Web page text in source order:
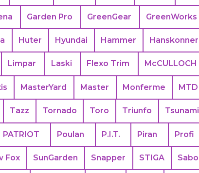
Garden Pro GreenGear GreenWorks
Huter Hyundai Hammer Hanskonner
Limpar Laski Flexo Trim McCULLOCH
MasterYard Master Monferme MTD
Tazz Tornado Toro Triunfo Tsunami
PATRIOT Poulan P.I.T. Piran Profi
Fox SunGarden Snapper STIGA Sabo